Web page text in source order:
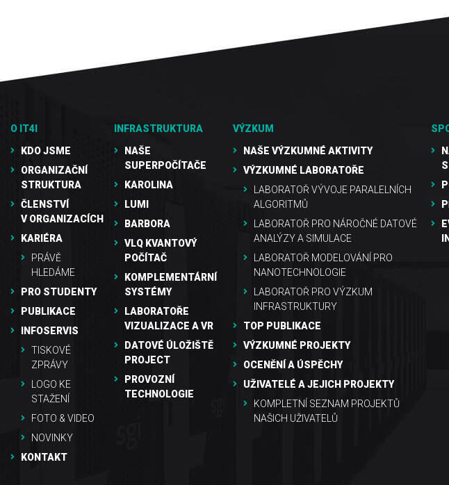
O IT4I
KDO JSME
ORGANIZAČNÍ
STRUKTURA
ČLENSTVÍ
V ORGANIZACÍCH
KARIÉRA
PRÁVĚ
HLEDÁME
PRO STUDENTY
PUBLIKACE
INFOSERVIS
TISKOVÉ
ZPRÁVY
LOGO KE
STAŽENÍ
FOTO & VIDEO
NOVINKY
KONTAKT
INFRASTRUKTURA
NAŠE
SUPERPOČÍTAČE
KAROLINA
LUMI
BARBORA
VLQ KVANTOVÝ
POČÍTAČ
KOMPLEMENTÁRNÍ
SYSTÉMY
LABORATOŘE
VIZUALIZACE A VR
DATOVÉ ÚLOŽIŠTĚ
PROJECT
PROVOZNÍ
TECHNOLOGIE
VÝZKUM
NAŠE VÝZKUMNÉ AKTIVITY
VÝZKUMNÉ LABORATOŘE
LABORATOŘ VÝVOJE PARALELNÍCH
ALGORITMŮ
LABORATOŘ PRO NÁROČNÉ DATOVÉ
ANALÝZY A SIMULACE
LABORATOŘ MODELOVÁNÍ PRO
NANOTECHNOLOGIE
LABORATOŘ PRO VÝZKUM
INFRASTRUKTURY
TOP PUBLIKACE
VÝZKUMNÉ PROJEKTY
OCENĚNÍ A ÚSPĚCHY
UŽIVATELÉ A JEJICH PROJEKTY
KOMPLETNÍ SEZNAM PROJEKTŮ
NAŠICH UŽIVATELŮ